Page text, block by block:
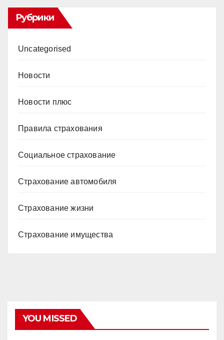
Рубрики
Uncategorised
Новости
Новости плюс
Правила страхования
Социальное страхование
Страхование автомобиля
Страхование жизни
Страхование имущества
YOU MISSED